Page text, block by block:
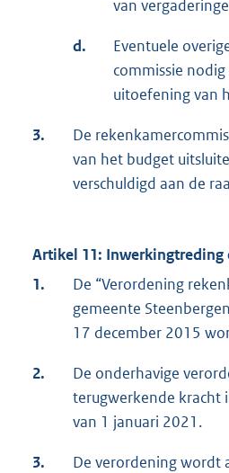
van
d.
Eventuele
commissie
uitoefening van
3.
De
van het budget
verschuldigd aan de
Artikel 11: Inwerkingtreding
1.
De “Verordening
gemeente
17 december 2015
2.
De onderhavige
terugwerkende kracht
van 1 januari 2021.
3.
De verordening wordt